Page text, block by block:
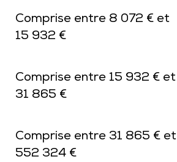
Comprise entre 8 072 € et
15 932 €
Comprise entre 15 932 € et
31 865 €
Comprise entre 31 865 € et
552 324 €